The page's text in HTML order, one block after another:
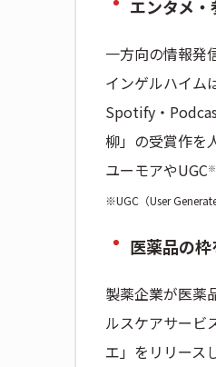
エンタメ
一方向の情報発
インゲルハイム
Spotify・
柳」の受賞作を
ユーモアやUGC※
※UGC（User
医薬品の
製薬企業が医薬
ルスケアサービ
エ」をリリース